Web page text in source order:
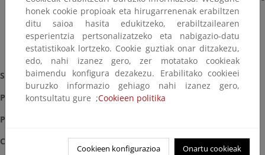
cuevas con muro de hormigón ciclópeo a cara vista
Situación:Terminada (2015)
Plazo
: 4 meses
Presupuesto
Coordenadas
: 230272.69 m E, 3190092.90 m N (28 R)
honek cookie propioak eta hirugarrenenak erabiltzen
ditu saioa hasita edukitzeko, erabiltzailearen
esperientzia pertsonalizatzeko eta nabigazio-datu
estatistikoak lortzeko. Cookie guztiak onar ditzakezu,
edo, nahi izanez gero, zer motatako cookieak
baimendu konfigura dezakezu. Erabilitako cookieei
buruzko informazio gehiago nahi izanez gero,
kontsultatu gure ;Cookieen politika
Cookieen konfigurazioa Onartu cookieak